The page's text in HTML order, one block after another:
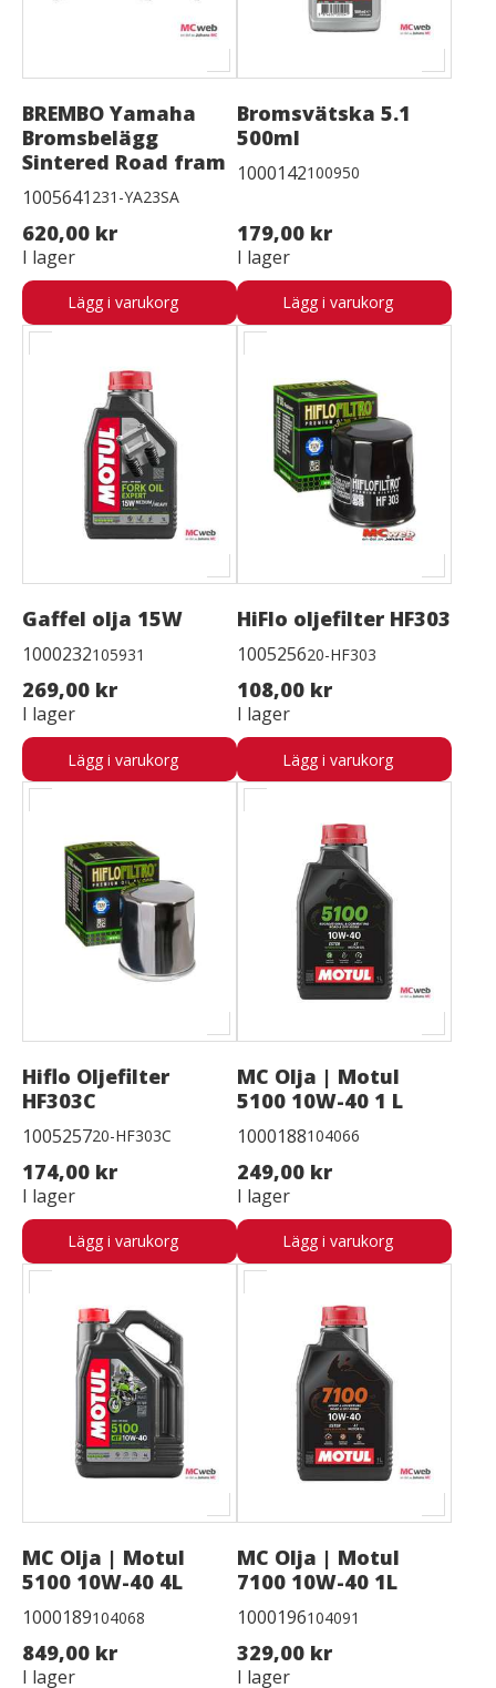
BREMBO Yamaha
Bromsbelägg
Sintered Road fram
1005641 231-YA23SA
620,00 kr
I lager
Lägg i varukorg
Bromsvätska 5.1
500ml
1000142100950
179,00 kr
I lager
Lägg i varukorg
Gaffel olja 15W
1000232105931
269,00 kr
I lager
Lägg i varukorg
HiFlo oljefilter HF303
100525620-HF303
108,00 kr
I lager
Lägg i varukorg
Hiflo Oljefilter
HF303C
100525720-HF303C
174,00 kr
I lager
Lägg i varukorg
MC Olja | Motul
5100 10W-40 1 L
1000188104066
249,00 kr
I lager
Lägg i varukorg
MC Olja | Motul
5100 10W-40 4L
1000189104068
849,00 kr
I lager
MC Olja | Motul
7100 10W-40 1L
1000196104091
329,00 kr
I lager